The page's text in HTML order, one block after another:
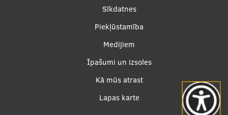
Sīkdatnes
Piekļūstamība
Medijiem
Īpašumi un izsoles
Kā mūs atrast
Lapas karte